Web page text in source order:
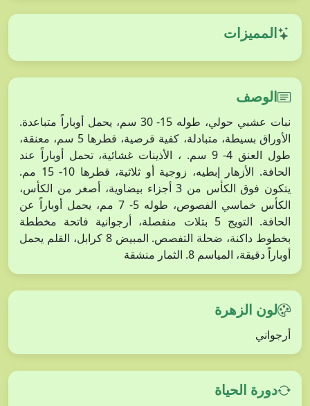
المميزات
الوصف
نبات عشبي حولي، طوله 15- 30 سم، يحمل أوباراً متباعدة.
الأوراق بسيطة، متبادلة، كفية قرصية، قطرها 5 سم، معنقة،
طول العنق 4- 9 سم. ، الأذينات غشائية، تحمل أوباراً عند
الحافة. الأزهار إبطيه، زوجية أو ثلاثية، قطرها 10- 15 مم.
يتكون فوق الكأس من 3 أجزاء بيضاوية، أصغر من الكأس،
الكأس خماسي الفصوص، طوله 5- 7 مم، يحمل أوباراً عن
الحافة. التويج 5 بتلات منفصلة، أرجوانية فاتحة مخططة
بخطوط داكنة، ضحلة التفصص. المبيض 8 كرابل، القلم يحمل
أوباراً دقيقة، المياسم 8. الثمار منشقة
لون الزهرة
أرجواني
دورة الحياة